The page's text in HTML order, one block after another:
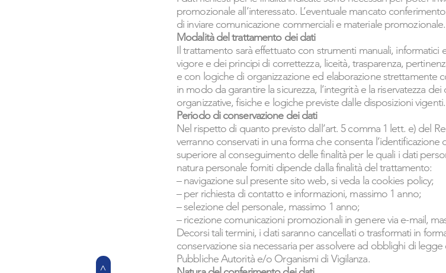
>
promozionale all’interessato. L’eventuale mancato
di inviare comunicazione commerciali e materiale promozionale.
Modalità del trattamento dei dati
Il trattamento sarà effettuato con strumenti manuali,
vigore e dei principi di correttezza, liceità, trasparenza,
e con logiche di organizzazione ed elaborazione strettamente
in modo da garantire la sicurezza, l’integrità e la riservatezza
organizzative, fisiche e logiche previste dalle disposizioni vigenti.
Periodo di conservazione dei dati
Nel rispetto di quanto previsto dall’art. 5 comma 1 lett. e) del
verranno conservati in una forma che consenta
superiore al conseguimento delle finalità per le quali i dati
natura personale forniti dipende dalla finalità del trattamento:
– navigazione sul presente sito web, si veda la cookies policy;
– per richiesta di contatto e informazioni, massimo 1 anno;
– selezione del personale, massimo 1 anno;
– ricezione comunicazioni promozionali in genere via e-mail,
Decorsi tali termini, i dati saranno cancellati o trasformati in
conservazione sia necessaria per assolvere ad obblighi di
Pubbliche Autorità e/o Organismi di Vigilanza.